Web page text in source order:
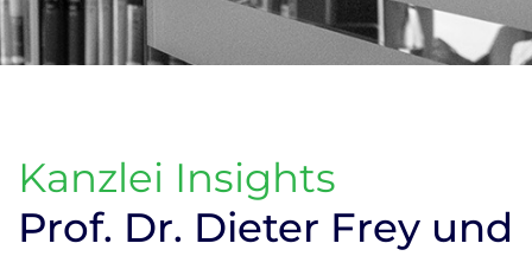
Kanzlei Insights
Prof. Dr. Dieter Frey und